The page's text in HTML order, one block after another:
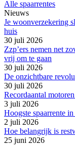
Alle spaarrentes
Nieuws
Je woonverzekering
huis
30 juli 2026
Zzp’ers nemen net
vrij om te gaan
30 juli 2026
De onzichtbare
30 juli 2026
Recordaantal
3 juli 2026
Hoogste spaarrente
2 juli 2026
Hoe belangrijk is
25 juni 2026